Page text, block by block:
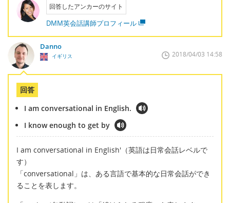
回答したアンカーのサイト
DMM英会話講師プロフィール
Danno
イギリス 2018/04/03 14:58
回答
I am conversational in English.
I know enough to get by
I am conversational in English'（英語は日常会話レベルで
す）
「conversational」は、ある言語で基本的な日常会話ができ
ることを表します。